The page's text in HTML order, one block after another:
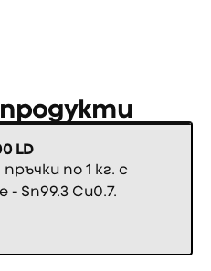
LD
по 1 кг. с
Sn99.3 Cu0.7.